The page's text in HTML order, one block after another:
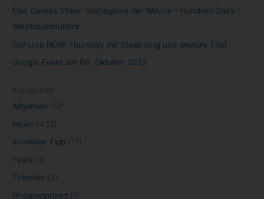
Epic Games Store: Gratisgame der Woche – Hundred Days –
Weinbausimulator
GeForce NOW Thursday mit Steelrising und weitere Titel
Google Event am 06. Oktober 2022
Allgemein
News
schneller Tipp
Tests
Tutorials
Uncategorized